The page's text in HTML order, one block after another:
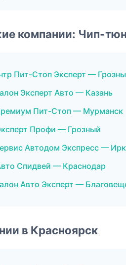
компании: Чип-
Пит-Стоп Эксперт —
Эксперт Авто — Казань
Пит-Стоп — Мурманск
Профи — Грозный
Автодом Экспресс —
Спидвей — Краснодар
Авто Эксперт —
в Красноярск